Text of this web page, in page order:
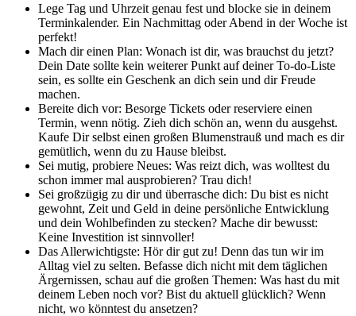
Lege Tag und Uhrzeit genau fest und blocke sie in deinem
Terminkalender. Ein Nachmittag oder Abend in der Woche ist
perfekt!
Mach dir einen Plan: Wonach ist dir, was brauchst du jetzt?
Dein Date sollte kein weiterer Punkt auf deiner To-do-Liste
sein, es sollte ein Geschenk an dich sein und dir Freude
machen.
Bereite dich vor: Besorge Tickets oder reserviere einen
Termin, wenn nötig. Zieh dich schön an, wenn du ausgehst.
Kaufe Dir selbst einen großen Blumenstrauß und mach es dir
gemütlich, wenn du zu Hause bleibst.
Sei mutig, probiere Neues: Was reizt dich, was wolltest du
schon immer mal ausprobieren? Trau dich!
Sei großzügig zu dir und überrasche dich: Du bist es nicht
gewohnt, Zeit und Geld in deine persönliche Entwicklung
und dein Wohlbefinden zu stecken? Mache dir bewusst:
Keine Investition ist sinnvoller!
Das Allerwichtigste: Hör dir gut zu! Denn das tun wir im
Alltag viel zu selten. Befasse dich nicht mit dem täglichen
Ärgernissen, schau auf die großen Themen: Was hast du mit
deinem Leben noch vor? Bist du aktuell glücklich? Wenn
nicht, wo könntest du ansetzen?